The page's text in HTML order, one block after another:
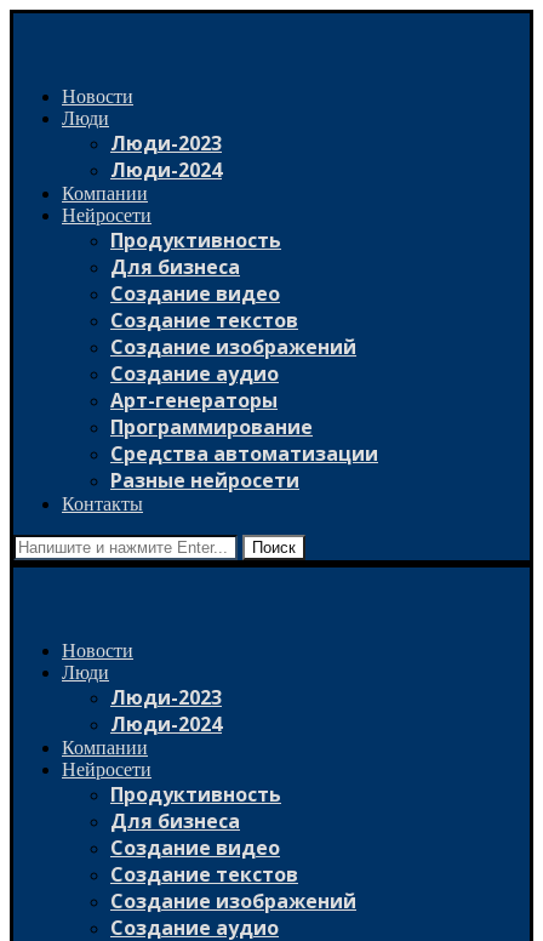
Новости
Люди
Люди-2023
Люди-2024
Компании
Нейросети
Продуктивность
Для бизнеса
Создание видео
Создание текстов
Создание изображений
Создание аудио
Арт-генераторы
Программирование
Средства автоматизации
Разные нейросети
Контакты
Поиск
Новости
Люди
Люди-2023
Люди-2024
Компании
Нейросети
Продуктивность
Для бизнеса
Создание видео
Создание текстов
Создание изображений
Создание аудио